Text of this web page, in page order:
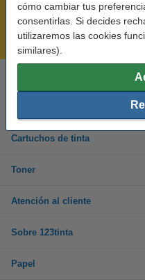
cómo cambiar tus
consentirlas. Si decides
utilizaremos las cookies
similares).
¡Recibe en 24 horas!
Mejor Precio Garantizado
Cartuchos de tinta
Toner
Atención al cliente
Sobre 123tinta
Papel